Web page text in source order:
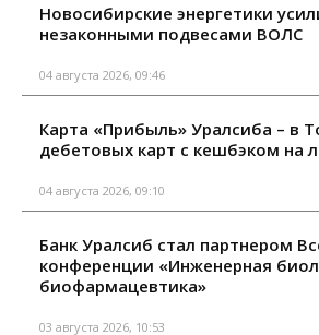
Новосибирские энергетики
незаконными подвесами ВОЛС
04 августа 2026, 09:46
Карта «Прибыль» Уралсиба – в
дебетовых карт с кешбэком на
04 августа 2026, 09:10
Банк Уралсиб стал партнером
конференции «Инженерная
биофармацевтика»
03 августа 2026, 10:53